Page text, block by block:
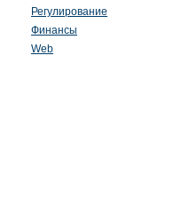
Регулирование
Финансы
Web